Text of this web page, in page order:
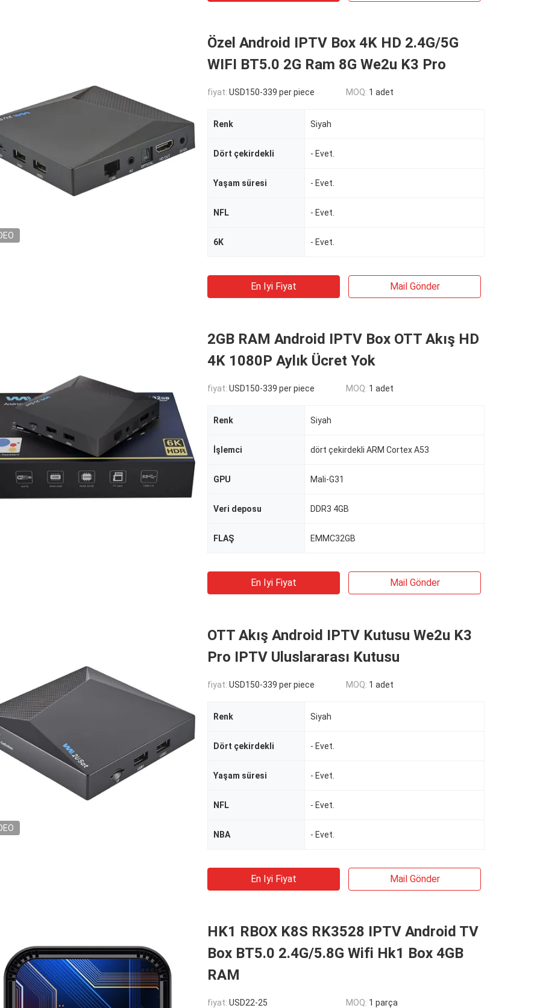
Özel Android IPTV Box 4K HD 2.4G/5G
WIFI BT5.0 2G Ram 8G We2u K3 Pro
fiyat: USD150-339 per piece MOQ: 1 adet
Renk Siyah
Dört çekirdekli - Evet.
Yaşam süresi - Evet.
NFL - Evet.
6K - Evet.
En Iyi Fiyat Mail Gönder
2GB RAM Android IPTV Box OTT Akış HD
4K 1080P Aylık Ücret Yok
fiyat: USD150-339 per piece MOQ: 1 adet
Renk Siyah
İşlemci dört çekirdekli ARM Cortex A53
GPU Mali-G31
Veri deposu DDR3 4GB
FLAŞ EMMC32GB
En Iyi Fiyat Mail Gönder
OTT Akış Android IPTV Kutusu We2u K3
Pro IPTV Uluslararası Kutusu
fiyat: USD150-339 per piece MOQ: 1 adet
Renk Siyah
Dört çekirdekli - Evet.
Yaşam süresi - Evet.
NFL - Evet.
NBA - Evet.
En Iyi Fiyat Mail Gönder
HK1 RBOX K8S RK3528 IPTV Android TV
Box BT5.0 2.4G/5.8G Wifi Hk1 Box 4GB
RAM
fiyat: USD22-25 MOQ: 1 parça